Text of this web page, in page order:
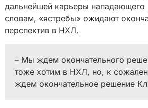
дальнейшей карьеры нападающего
словам, «ястребы» ожидают
перспектив в НХЛ.
– Мы ждем окончательного
тоже хотим в НХЛ, но, к
ждем окончательное решение